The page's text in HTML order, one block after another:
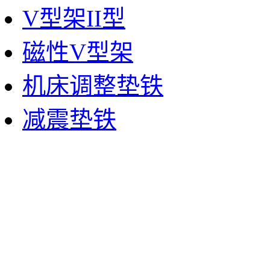
V型架II型
磁性V型架
机床调整垫铁
减震垫铁